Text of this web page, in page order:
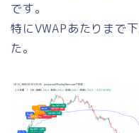
です。
特にVWAPあたりまで
た。